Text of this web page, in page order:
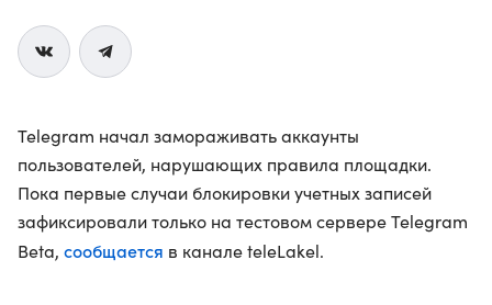
Telegram начал замораживать аккаунты
пользователей, нарушающих правила площадки.
Пока первые случаи блокировки учетных записей
зафиксировали только на тестовом сервере Telegram
Beta, сообщается в канале teleLakel.